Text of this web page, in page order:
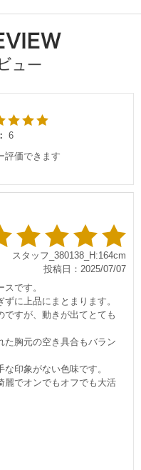
6
評価できます
スタッフ_380138_H:164cm
投稿日：2025/07/07
です。
に上品にまとまります。
すが、動きが出てとても
た胸元の空き具合もバラン
印象がない色味です。
麗でオンでもオフでも大活